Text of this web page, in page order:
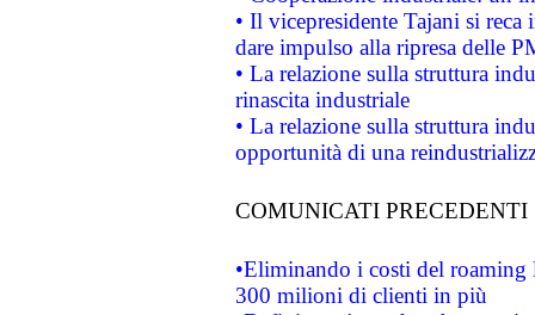
• Il vicepresidente Tajani si
dare impulso alla ripresa delle
• La relazione sulla struttura
rinascita industriale
• La relazione sulla struttura
opportunità di una
COMUNICATI PRECEDENTI
•Eliminando i costi del roaming
300 milioni di clienti in più